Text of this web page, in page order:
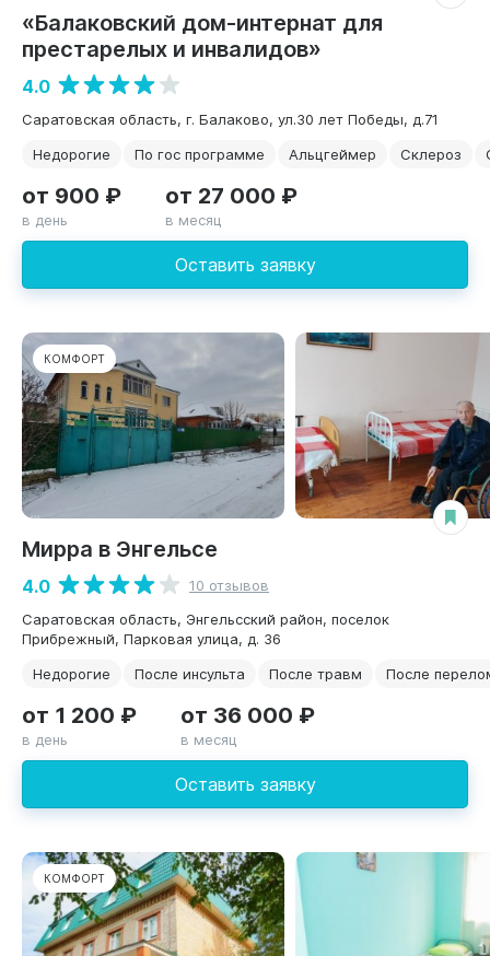
«Балаковский дом-интернат для
престарелых и инвалидов»
4.0
Саратовская область, г. Балаково, ул.30 лет Победы, д.71
Недорогие
По гос программе Альцгеймер Склероз
Оставить заявку
от 900 ₽
в день
от 27 000 ₽
в месяц
КОМФОРТ
Мирра в Энгельсе
4.0
10 отзывов
Саратовская область, Энгельсский район, поселок
Прибрежный, Парковая улица, д. 36
Недорогие
После инсульта После травм После
Оставить заявку
от 1 200 ₽
в день
от 36 000 ₽
в месяц
КОМФОРТ